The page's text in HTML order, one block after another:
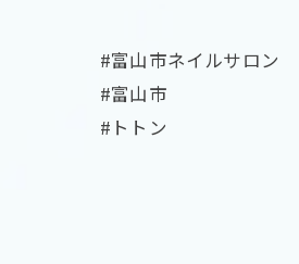
#富山市ネイルサロン
#富山市
#トトン